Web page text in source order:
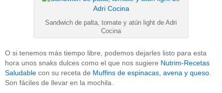
Sandwich de palta, tomate y atún light de Adri
Cocina
O si tenemos más tiempo libre, podemos dejarles listo para esta
hora unos snaks dulces como el que nos sugiere Nutrim-Recetas
Saludable con su receta de Muffins de espinacas, avena y queso.
Son fáciles de llevar en la mochila.